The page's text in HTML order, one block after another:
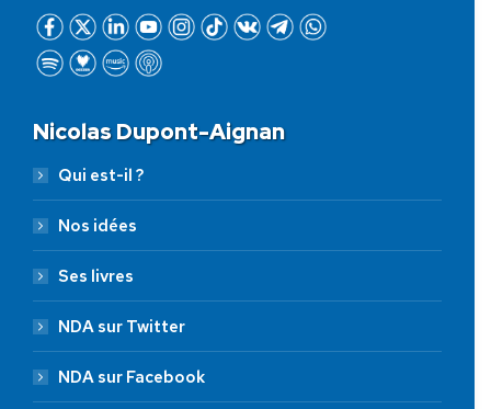
Nicolas Dupont-Aignan
Qui est-il ?
Nos idées
Ses livres
NDA sur Twitter
NDA sur Facebook